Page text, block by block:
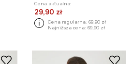
Cena aktualna:
29,90 zł
Cena regularna: 69,90 zł
Najniższa cena: 69,90 zł